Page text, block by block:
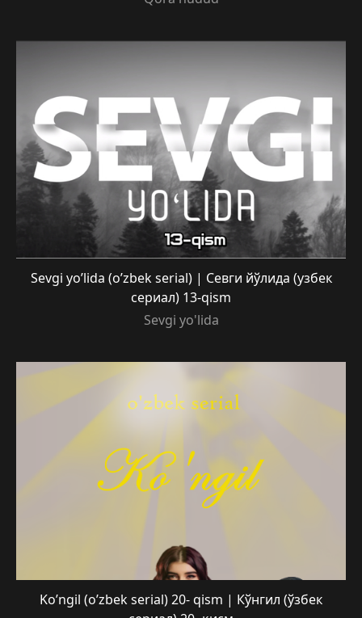
Sevgi yo’lida (o’zbek serial) | Севги йўлида (узбек
сериал) 13-qism
Sevgi yo'lida
Ko’ngil (o’zbek serial) 20- qism | Кўнгил (ўзбек